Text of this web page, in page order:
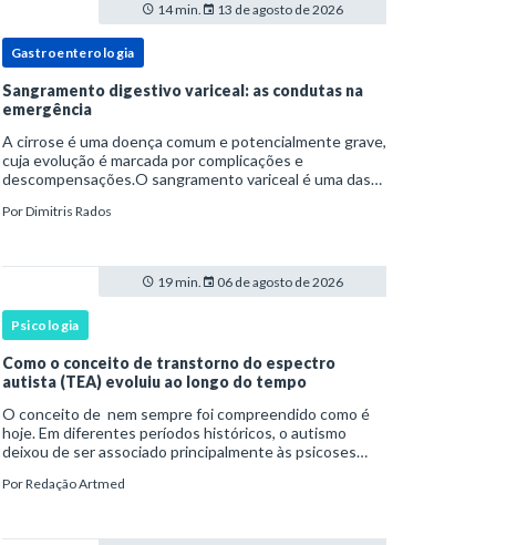
14 min. 13 de agosto de 2026
Gastroenterologia
Sangramento digestivo variceal: as condutas na
emergência
A cirrose é uma doença comum e potencialmente grave,
cuja evolução é marcada por complicações e
descompensações.O sangramento variceal é uma das
pessoas com cirrose.Ele é causado pela hipertensão
PorDimitris Rados
19 min. 06 de agosto de 2026
Psicologia
Como o conceito de transtorno do espectro
autista (TEA) evoluiu ao longo do tempo
O conceito de nem sempre foi compreendido como é
hoje. Em diferentes períodos históricos, o autismo
deixou de ser associado principalmente às psicoses
para ser reconhecido como um transtorno do des
PorRedação Artmed